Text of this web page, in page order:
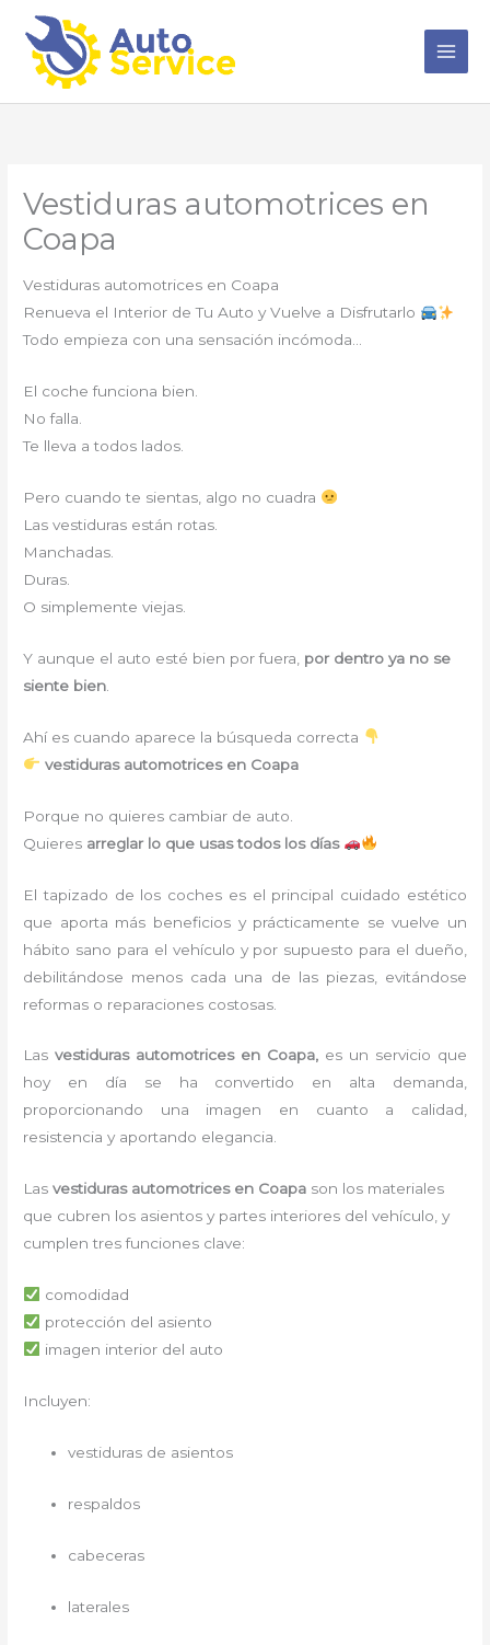
contenido
Vestiduras automotrices en
Coapa
Vestiduras automotrices en Coapa
Renueva el Interior de Tu Auto y Vuelve a Disfrutarlo
Todo empieza con una sensación incómoda…
El coche funciona bien.
No falla.
Te lleva a todos lados.
Pero cuando te sientas, algo no cuadra
Las vestiduras están rotas.
Manchadas.
Duras.
O simplemente viejas.
Y aunque el auto esté bien por fuera, por dentro ya no se
siente bien
Ahí es cuando aparece la búsqueda correcta
vestiduras automotrices en Coapa
Porque no quieres cambiar de auto.
Quieres arreglar lo que usas todos los días
El tapizado de los coches es el principal cuidado estético
que aporta más beneficios y prácticamente se vuelve un
hábito sano para el vehículo y por supuesto para el dueño,
debilitándose menos cada una de las piezas, evitándose
reformas o reparaciones costosas.
Las vestiduras automotrices en Coapa, es un servicio que
hoy en día se ha convertido en alta demanda,
proporcionando una imagen en cuanto a calidad,
resistencia y aportando elegancia.
Lasvestiduras automotrices en Coapa son los materiales
que cubren los asientos y partes interiores del vehículo, y
cumplen tres funciones clave:
comodidad
protección del asiento
imagen interior del auto
Incluyen:
vestiduras de asientos
respaldos
cabeceras
laterales